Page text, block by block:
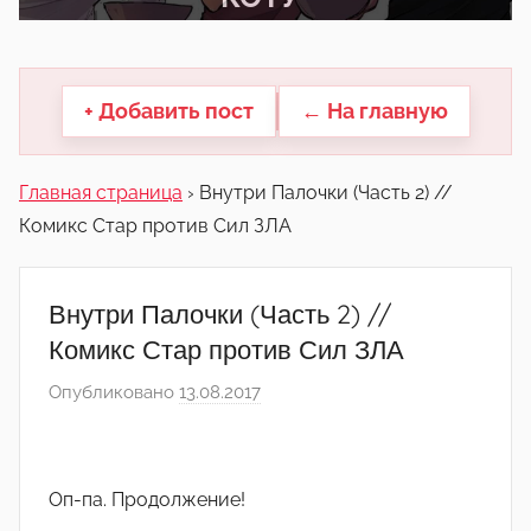
другие.
+ Добавить пост ← На главную
Главная страница › Внутри Палочки (Часть 2) //
Комикс Стар против Сил ЗЛА
Внутри Палочки (Часть 2) //
Комикс Стар против Сил ЗЛА
Опубликовано 13.08.2017
Оп-па. Продолжение!